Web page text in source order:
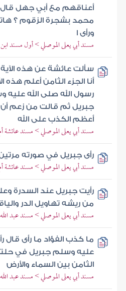
أعناقهم مع أبي جهل قال
محمد بشجرة الزقوم ؟
ورأى ا
مسند أبي يعلى الموصلي > أول مسند
سألت عائشة عن هذه الآية
أنا الجزء الثامن أعلم هذه
رسول الله صلى الله
جبريل ثم قالت من زعم أن
أعظم الكذب على الله
مسند أبي يعلى الموصلي > مسند عائشة
رأى جبريل في صورته
مسند أبي يعلى الموصلي > مسند عائشة
رأيت جبريل عند السدرة
من ريشه تهاويل الدر
مسند أبي يعلى الموصلي > مسند عبد
ما كذب الفؤاد ما رأى قال
عليه وسلم جبريل في
الثامن بين السماء والأرض
مسند أبي يعلى الموصلي > مسند عبد